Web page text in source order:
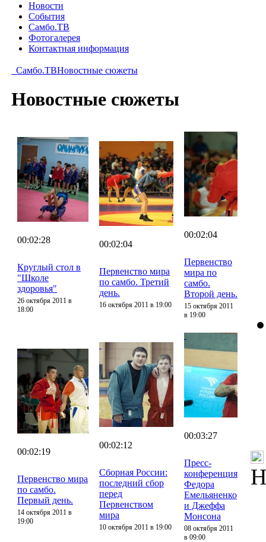
Новости
События
Самбо.ТВ
Фотогалерея
Контактная информация
Самбо.ТВНовостные сюжеты
Новостные сюжеты
00:02:28
Круглый стол в
"Школе
здоровья"
26 октября 2011 в
18:00
00:02:04
Первенство мира
по самбо. Третий
день.
16 октября 2011 в 19:00
00:02:04
Первенство
мира по
самбо.
Второй день.
15 октября 2011
в 19:00
00:02:19
Первенство мира
по самбо.
Первый день.
14 октября 2011 в
19:00
00:02:12
Сборная России:
последний сбор
перед
Первенством
мира
10 октября 2011 в 19:00
00:03:27
Пресс-
конференция
Федора
Емельяненко
и Джеффа
Монсона
08 октября 2011
в 09:00